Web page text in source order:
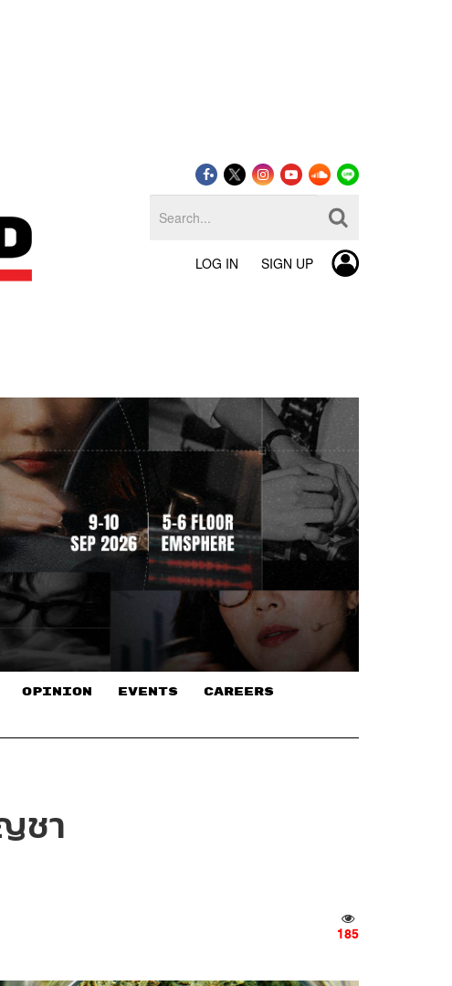
LOG IN SIGN UP
OPINION EVENTS CAREERS
ชา
185